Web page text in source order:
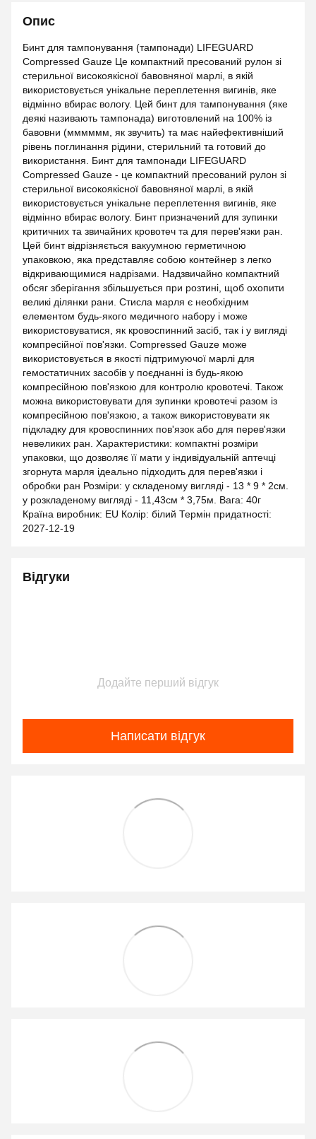
Опис
Бинт для тампонування (тампонади) LIFEGUARD
Compressed Gauze Це компактний пресований рулон зі
стерильної високоякісної бавовняної марлі, в якій
використовується унікальне переплетення вигинів, яке
відмінно вбирає вологу. Цей бинт для тампонування (яке
деякі називають тампонада) виготовлений на 100% із
бавовни (мммммм, як звучить) та має найефективніший
рівень поглинання рідини, стерильний та готовий до
використання. Бинт для тампонади LIFEGUARD
Compressed Gauze - це компактний пресований рулон зі
стерильної високоякісної бавовняної марлі, в якій
використовується унікальне переплетення вигинів, яке
відмінно вбирає вологу. Бинт призначений для зупинки
критичних та звичайних кровотеч та для перев'язки ран.
Цей бинт відрізняється вакуумною герметичною
упаковкою, яка представляє собою контейнер з легко
відкривающимися надрізами. Надзвичайно компактний
обсяг зберігання збільшується при розтині, щоб охопити
великі ділянки рани. Стисла марля є необхідним
елементом будь-якого медичного набору і може
використовуватися, як кровоспинний засіб, так і у вигляді
компресійної пов'язки. Compressed Gauze може
використовується в якості підтримуючої марлі для
гемостатичних засобів у поєднанні із будь-якою
компресійною пов'язкою для контролю кровотечі. Також
можна використовувати для зупинки кровотечі разом із
компресійною пов'язкою, а також використовувати як
підкладку для кровоспинних пов'язок або для перев'язки
невеликих ран. Характеристики: компактні розміри
упаковки, що дозволяє її мати у індивідуальній аптечці
згорнута марля ідеально підходить для перев'язки і
обробки ран Розміри: у складеному вигляді - 13 * 9 * 2см.
у розкладеному вигляді - 11,43см * 3,75м. Вага: 40г
Країна виробник: EU Колір: білий Термін придатності:
2027-12-19
Відгуки
Додайте перший відгук
Написати відгук